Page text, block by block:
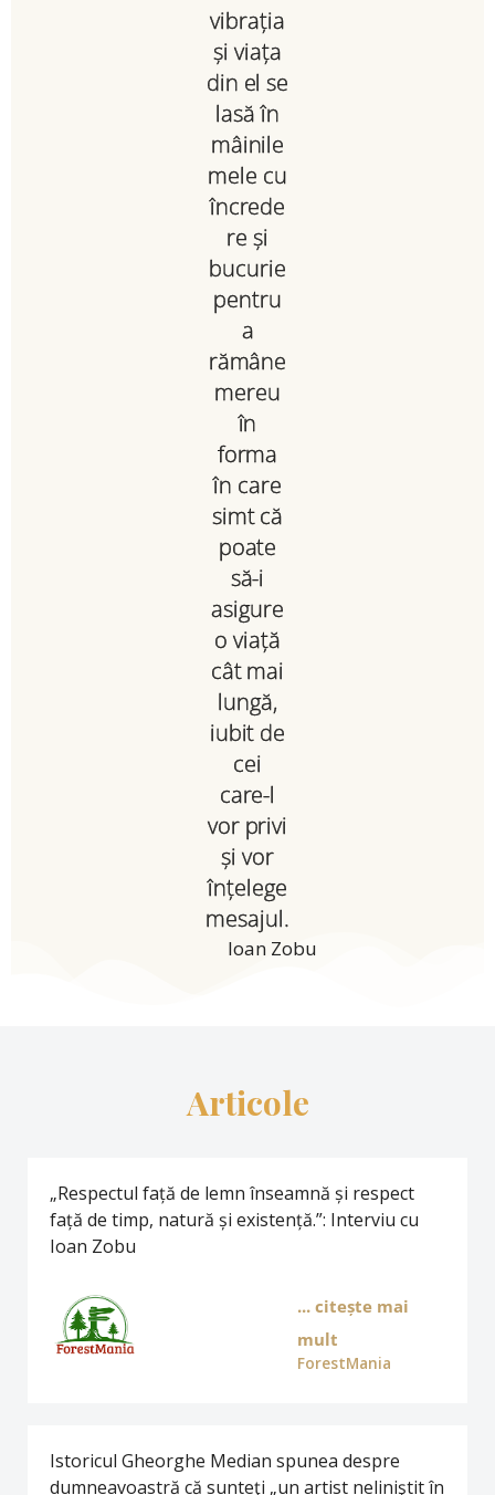
vibrația
și viața
din el se
lasă în
mâinile
mele cu
încrede
re și
bucurie
pentru
a
rămâne
mereu
în
forma
în care
simt că
poate
să-i
asigure
o viață
cât mai
lungă,
iubit de
cei
care-l
vor privi
și vor
înțelege
mesajul.
Ioan Zobu
Articole
„Respectul față de lemn înseamnă și respect
față de timp, natură și existență.”: Interviu cu
Ioan Zobu
... citește mai
mult
ForestMania
Istoricul Gheorghe Median spunea despre
dumneavoastră că sunteţi „un artist neliniştit în